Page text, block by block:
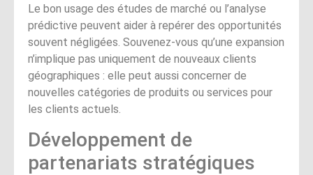
Le bon usage des études de marché ou l’analyse
prédictive peuvent aider à repérer des opportunités
souvent négligées. Souvenez-vous qu’une expansion
n’implique pas uniquement de nouveaux clients
géographiques : elle peut aussi concerner de
nouvelles catégories de produits ou services pour
les clients actuels.
Développement de
partenariats stratégiques